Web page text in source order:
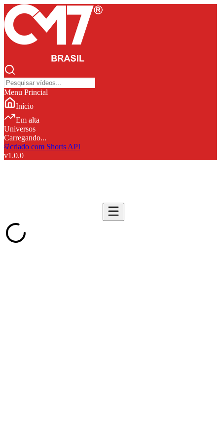
Menu Princial
Início
Em alta
Universos
Carregando...
criado com Shorts API
v1.0.0